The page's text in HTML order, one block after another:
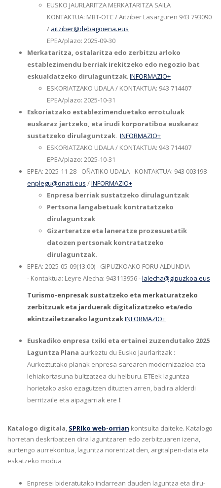
EUSKO JAURLARITZA MERKATARITZA SAILA
KONTAKTUA: MBT-OTC / Aitziber Lasarguren 943 793090
/ aitziber@debagoiena.eus
EPEA/plazo: 2025-09-30
Merkataritza, ostalaritza edo zerbitzu arloko
establezimendu berriak irekitzeko edo negozio bat
eskualdatzeko dirulaguntzak. INFORMAZIO+
ESKORIATZAKO UDALA / KONTAKTUA: 943 714407
EPEA/plazo: 2025-10-31
Eskoriatzako establezimenduetako errotuluak
euskaraz jartzeko, eta irudi korporatiboa euskaraz
sustatzeko dirulaguntzak. INFORMAZIO+
ESKORIATZAKO UDALA / KONTAKTUA: 943 714407
EPEA/plazo: 2025-10-31
EPEA: 2025-11-28 - OÑATIKO UDALA - KONTAKTUA: 943 003198 -
enplegu@onati.eus /INFORMAZIO+
Enpresa berriak sustatzeko dirulaguntzak
Pertsona langabetuak kontratatzeko
dirulaguntzak
Gizarteratze eta laneratze prozesuetatik
datozen pertsonak kontratatzeko
dirulaguntzak.
EPEA: 2025-05-09(13:00) - GIPUZKOAKO FORU ALDUNDIA
- Kontaktua: Leyre Alecha: 943113956 -lalecha@gipuzkoa.eus
Turismo-enpresak sustatzeko eta merkaturatzeko
zerbitzuak eta jarduerak digitalizatzeko eta/edo
ekintzailetzarako laguntzakINFORMAZIO+
Euskadiko enpresa txiki eta ertainei zuzendutako 2025
Laguntza Plana aurkeztu du Eusko Jaurlaritzak :
Aurkeztutako planak enpresa-sarearen modernizazioa eta
lehiakortasuna bultzatzea du helburu. ETEek laguntza
horietako asko ezagutzen dituzten arren, badira alderdi
berritzaile eta aipagarriak ere ❗
Katalogo digitala, SPRIko web-orrian kontsulta daiteke. Katalogo
horretan deskribatzen dira laguntzaren edo zerbitzuaren izena,
aurtengo aurrekontua, laguntza norentzat den, argitalpen-data eta
eskatzeko modua
Enpresei bideratutako indarrean dauden laguntza eta diru-